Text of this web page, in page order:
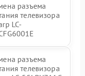
разъема
телевизора
LC-
разъема
телевизора